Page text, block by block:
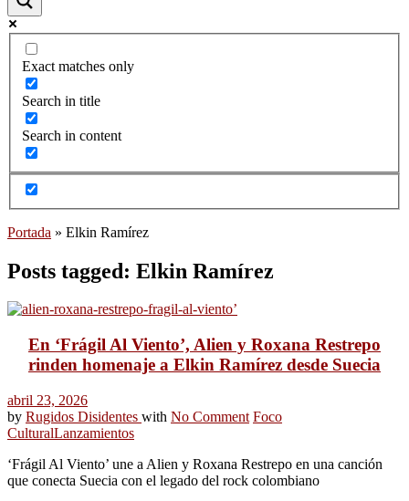
Exact matches only
Search in title
Search in content
Portada » Elkin Ramírez
Posts tagged: Elkin Ramírez
En ‘Frágil Al Viento’, Alien y Roxana Restrepo
rinden homenaje a Elkin Ramírez desde Suecia
abril 23, 2026
by Rugidos Disidentes with No Comment Foco
CulturalLanzamientos
‘Frágil Al Viento’ une a Alien y Roxana Restrepo en una canción
que conecta Suecia con el legado del rock colombiano